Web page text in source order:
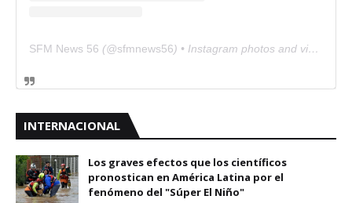
SFM News 56 (@sfmnews56) • Instagram photos and videos
INTERNACIONAL
Los graves efectos que los científicos
pronostican en América Latina por el
fenómeno del "Súper El Niño"